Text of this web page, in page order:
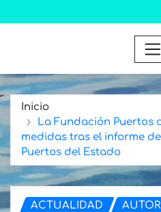
Inicio
La Fundación Puertos
medidas tras el informe
Puertos del Estado
ACTUALIDAD